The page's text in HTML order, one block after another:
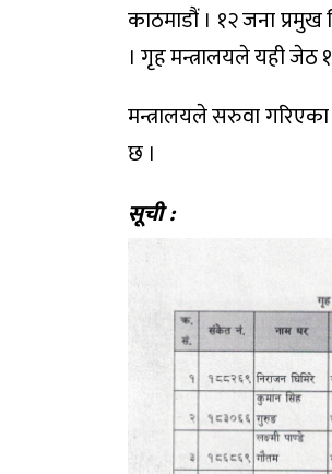
काठमाडौं । १२ जना
। गृह मन्त्रालयले यही
मन्त्रालयले सरुवा
छ ।
सूची :